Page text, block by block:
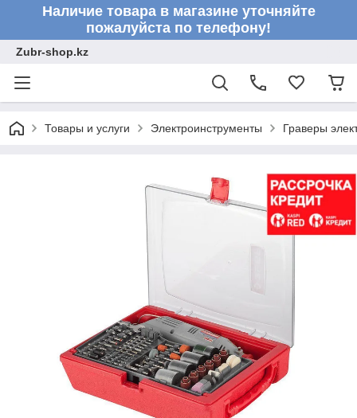
Наличие товара в магазине уточняйте
пожалуйста по телефону!
Zubr-shop.kz
Товары и услуги Электроинструменты Граверы